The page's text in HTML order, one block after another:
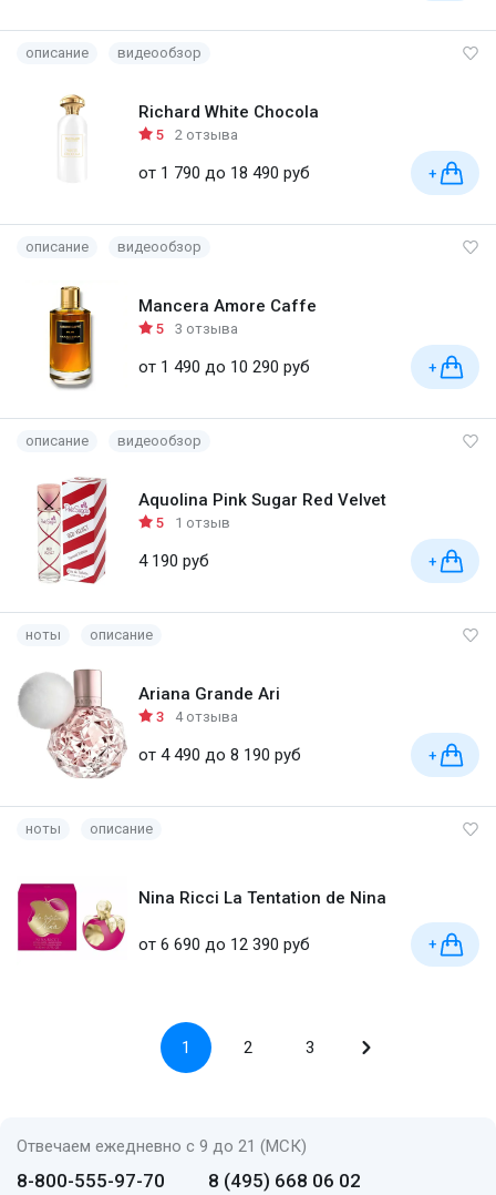
описание видеообзор
Richard White Chocola
5 2 отзыва
от 1 790 до 18 490 руб +
описание видеообзор
Mancera Amore Caffe
5 3 отзыва
от 1 490 до 10 290 руб +
описание видеообзор
Aquolina Pink Sugar Red Velvet
5 1 отзыв
4 190 руб +
ноты описание
Ariana Grande Ari
3 4 отзыва
от 4 490 до 8 190 руб +
ноты описание
Nina Ricci La Tentation de Nina
от 6 690 до 12 390 руб +
1 2 3
Отвечаем ежедневно с 9 до 21 (МСК)
8-800-555-97-70 8 (495) 668 06 02